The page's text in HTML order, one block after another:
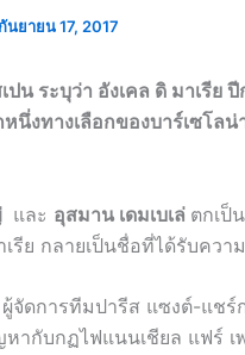
นยายน 17, 2017
ปน ระบุว่า อังเคล ดิ มาเรีย
นึ่งทางเลือกของบาร์เซโล
และ อุสมาน เดมเบเล่ ตกเป็
รีย กลายเป็นชื่อที่ได้รับควา
ผู้จัดการทีมปารีส แซงต์-แชร์
ากับกฏไฟแนนเชียล แฟร์